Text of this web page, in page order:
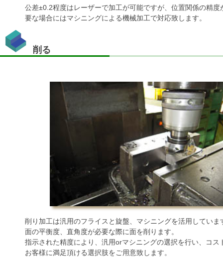
公差±0.2程度はレーザーで加工が可能ですが、位置関係の精度
要な場合にはマシニングによる機械加工で対応致します。
削る
削り加工は汎用のフライスと旋盤、マシニングを活用していま
面の平衡度、直角度が必要な際に面を削ります。
指示された精度により、汎用orマシニングの選択を行い、コス
お客様に満足頂ける選択肢をご用意致します。